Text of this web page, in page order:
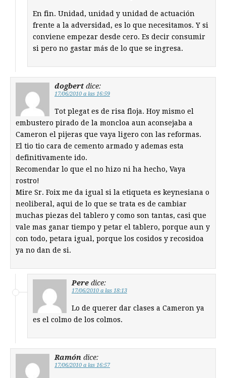
En fin. Unidad, unidad y unidad de actuación
frente a la adversidad, es lo que necesitamos. Y si
conviene empezar desde cero. Es decir consumir
si pero no gastar más de lo que se ingresa.
dogbert dice:
17/06/2010 a las 16:59
Tot plegat es de risa floja. Hoy mismo el
embustero pirado de la moncloa aun aconsejaba a
Cameron el pijeras que vaya ligero con las reformas.
El tio tio cara de cemento armado y ademas esta
definitivamente ido.
Recomendar lo que el no hizo ni ha hecho, Vaya
rostro!
Mire Sr. Foix me da igual si la etiqueta es keynesiana o
neoliberal, aqui de lo que se trata es de cambiar
muchas piezas del tablero y como son tantas, casi que
vale mas ganar tiempo y petar el tablero, porque aun y
con todo, petara igual, porque los cosidos y recosidoa
ya no dan de si.
Pere dice:
17/06/2010 a las 18:13
Lo de querer dar clases a Cameron ya
es el colmo de los colmos.
Ramón dice:
17/06/2010 a las 16:57